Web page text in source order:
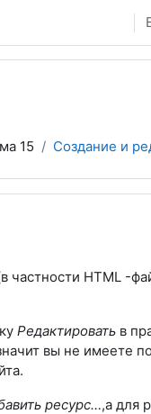
15 Создание и
частности HTML -
Редактировать в
вы не имеете
ресурс…,а для